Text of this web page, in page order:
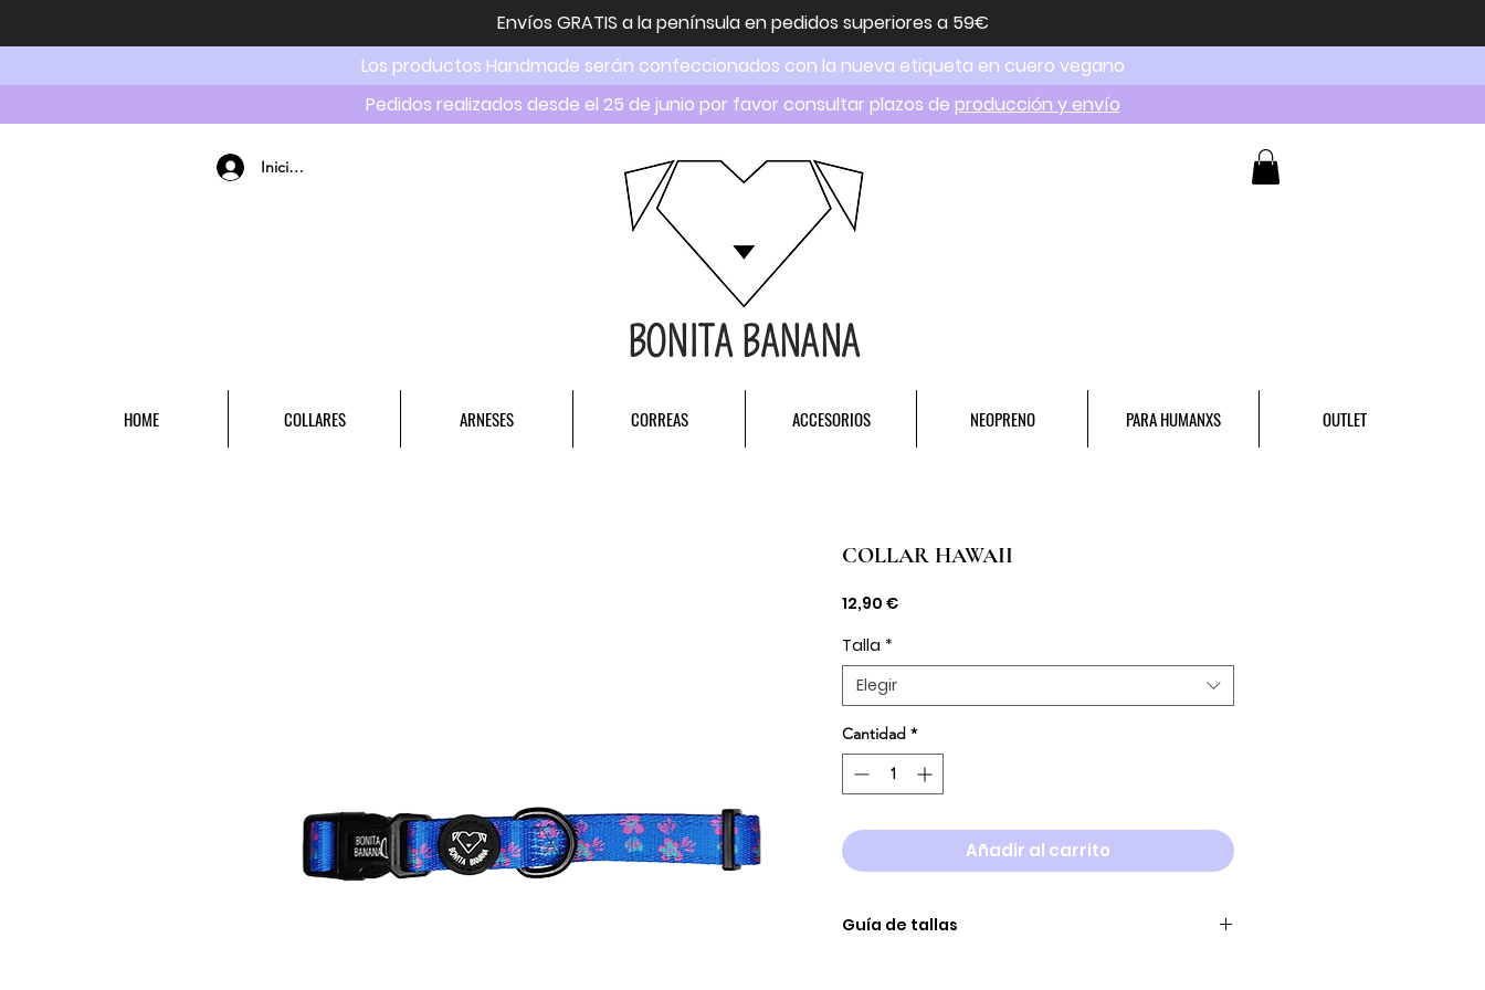
Envíos GRATIS a la península en pedidos superiores a 59€
Los productos Handmade serán confeccionados con la nueva etiqueta en cuero vegano
Pedidos realizados desde el 25 de junio por favor consultar plazos de producción y envío
Iniciar sesión
BONITA BANANA
HOME COLLARES ARNESES CORREAS ACCESORIOS NEOPRENO PARA HUMANXS OUTLET
COLLAR HAWAII
12,90 €Precio
Talla *
Elegir
Cantidad *
Añadir al carrito
Guía de tallas